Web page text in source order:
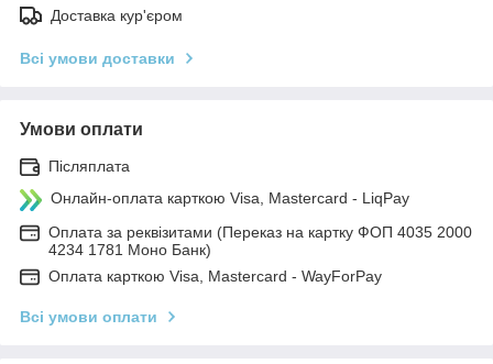
Доставка кур'єром
Всі умови доставки
Умови оплати
Післяплата
Онлайн-оплата карткою Visa, Mastercard - LiqPay
Оплата за реквізитами (Переказ на картку ФОП 4035 2000
4234 1781 Моно Банк)
Оплата карткою Visa, Mastercard - WayForPay
Всі умови оплати